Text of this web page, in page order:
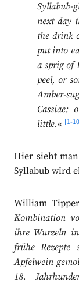
Syllabub-
next day
the drink
put into
a sprig of
peel, or
Amber-
Cassiae;
little.«[1-
Hier sieht
Syllabub wird
William
Kombination
ihre Wurzeln
frühe
Apfelwein
18.